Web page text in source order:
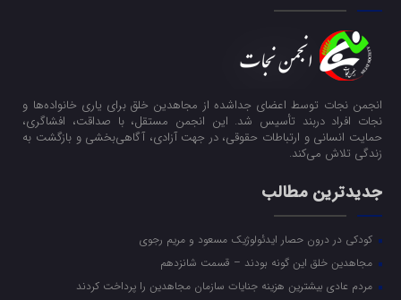
انجمن نجات توسط اعضای جداشده از مجاهدین خلق برای یاری خانواده‌ها و
نجات افراد دربند تأسیس شد. این انجمن مستقل، با صداقت، افشاگری،
حمایت انسانی و ارتباطات حقوقی، در جهت آزادی، آگاهی‌بخشی و بازگشت به
زندگی تلاش می‌کند.
جدیدترین مطالب
کودکی در درون حصار ایدئولوژیک مسعود و مریم رجوی
مجاهدین خلق این گونه بودند – قسمت شانزدهم
مردم عادی بیشترین هزینه جنایات سازمان مجاهدین را پرداخت کردند